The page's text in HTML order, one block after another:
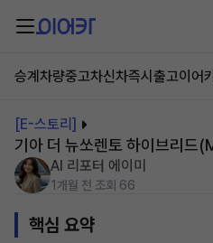
승계차량중고차신차즉시출고이어
[E-스토리]
기아 더 뉴쏘렌토 하이브리드
AI 리포터 에이미
1개월 전 조회 66
핵심 요약